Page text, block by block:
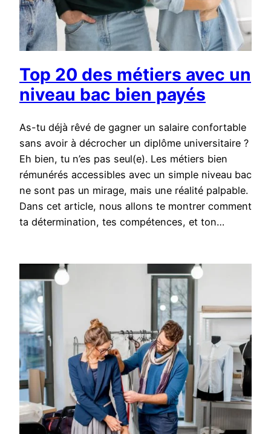
Top 20 des métiers avec un
niveau bac bien payés
As-tu déjà rêvé de gagner un salaire confortable
sans avoir à décrocher un diplôme universitaire ?
Eh bien, tu n’es pas seul(e). Les métiers bien
rémunérés accessibles avec un simple niveau bac
ne sont pas un mirage, mais une réalité palpable.
Dans cet article, nous allons te montrer comment
ta détermination, tes compétences, et ton…